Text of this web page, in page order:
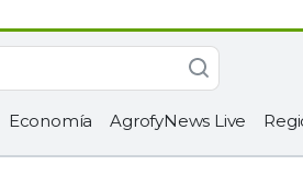
Economía AgrofyNews Live